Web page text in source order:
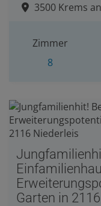
3500 Krems
Zimmer
8
Garten in